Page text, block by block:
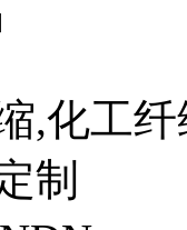
,化工
制